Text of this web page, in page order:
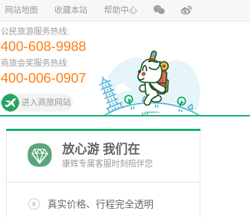
网站地图 收藏本站 帮助中心
公民旅游服务热线:
400-608-9988
商旅会奖服务热线:
400-006-0907
进入商旅网站
放心游 我们在
康辉专属客服时刻陪伴您
真实价格、行程完全透明